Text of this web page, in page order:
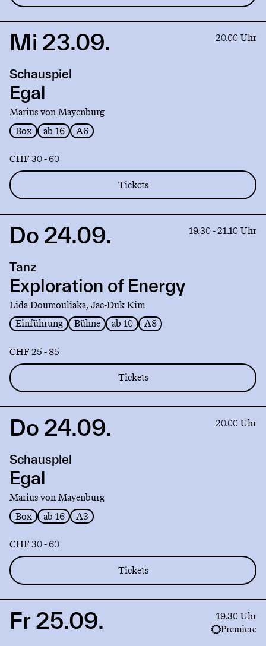
Link
Egal
Mi 23.09. 20.00 Uhr
Schauspiel
Egal
Marius von Mayenburg
Box
ab 16 A6
CHF 30 - 60
Tickets
Link
Exploration
Energy
Do 24.09. 19.30 - 21.10 Uhr
Tanz
Exploration of Energy
Lida Doumouliaka, Jae-Duk Kim
Einführung
Bühne ab 10 A8
CHF 25 - 85
Tickets
Link
Egal
Do 24.09. 20.00 Uhr
Schauspiel
Egal
Marius von Mayenburg
Box
ab 16 A3
CHF 30 - 60
Tickets
LinkFr 25.09.
19.30 Uhr
Premiere